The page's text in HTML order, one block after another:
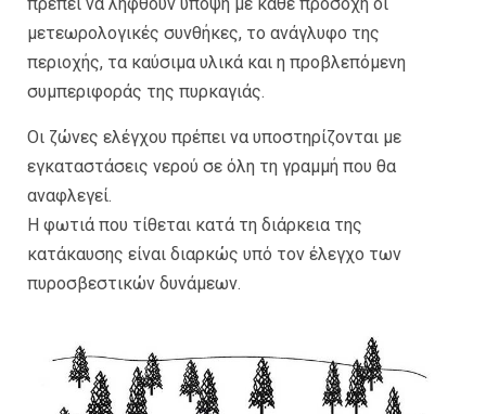
μετεωρολογικές συνθήκες, το ανάγλυφο της
περιοχής, τα καύσιμα υλικά και η προβλεπόμενη
συμπεριφοράς της πυρκαγιάς.
Οι ζώνες ελέγχου πρέπει να υποστηρίζονται με
εγκαταστάσεις νερού σε όλη τη γραμμή που θα
αναφλεγεί.
Η φωτιά που τίθεται κατά τη διάρκεια της
κατάκαυσης είναι διαρκώς υπό τον έλεγχο των
πυροσβεστικών δυνάμεων.